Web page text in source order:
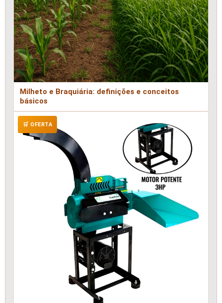
Milheto e Braquiária: definições e conceitos
básicos
🛒 OFERTA